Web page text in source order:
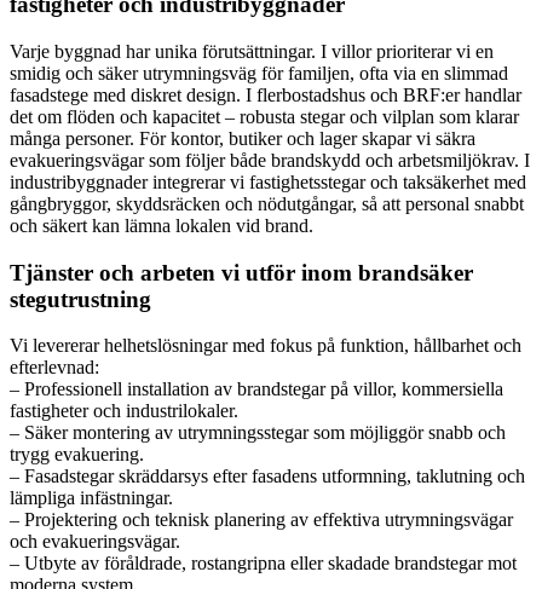
Varje byggnad har unika förutsättningar. I villor prioriterar vi en
smidig och säker utrymningsväg för familjen, ofta via en slimmad
fasadstege med diskret design. I flerbostadshus och BRF:er handlar
det om flöden och kapacitet – robusta stegar och vilplan som klarar
många personer. För kontor, butiker och lager skapar vi säkra
evakueringsvägar som följer både brandskydd och arbetsmiljökrav. I
industribyggnader integrerar vi fastighetsstegar och taksäkerhet med
gångbryggor, skyddsräcken och nödutgångar, så att personal snabbt
och säkert kan lämna lokalen vid brand.
Tjänster och arbeten vi utför inom brandsäker
stegutrustning
Vi levererar helhetslösningar med fokus på funktion, hållbarhet och
efterlevnad:
– Professionell installation av brandstegar på villor, kommersiella
fastigheter och industrilokaler.
– Säker montering av utrymningsstegar som möjliggör snabb och
trygg evakuering.
– Fasadstegar skräddarsys efter fasadens utformning, taklutning och
lämpliga infästningar.
– Projektering och teknisk planering av effektiva utrymningsvägar
och evakueringsvägar.
– Utbyte av föråldrade, rostangripna eller skadade brandstegar mot